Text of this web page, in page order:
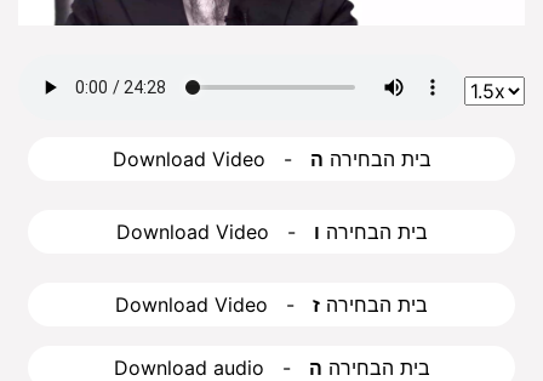
מִתַּחְתָּיו.
מִפְּנֵי אֹהֶל
סְטָיו לְפָנִים
מִסְּטָיו:
. וַחֲמִשָּׁה שְׁעָרִים
הָיוּ לוֹ.
אֶחָד מִן
Download Video - בית הבחירה ה
Download Video - בית הבחירה ו
Download Video - בית הבחירה ז
Download audio - בית הבחירה ה